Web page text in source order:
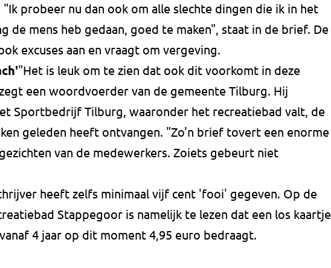
probeer nu dan ook om alle slechte dingen die ik in het
de mens heb gedaan, goed te maken", staat in de brief. De
excuses aan en vraagt om vergeving.
"Het is leuk om te zien dat ook dit voorkomt in deze
een woordvoerder van de gemeente Tilburg. Hij
Sportbedrijf Tilburg, waaronder het recreatiebad valt, de
geleden heeft ontvangen. "Zo'n brief tovert een enorme
van de medewerkers. Zoiets gebeurt niet
heeft zelfs minimaal vijf cent 'fooi' gegeven. Op de
Stappegoor is namelijk te lezen dat een los kaartje
4 jaar op dit moment 4,95 euro bedraagt.